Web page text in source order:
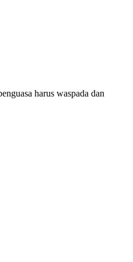
harus waspada dan